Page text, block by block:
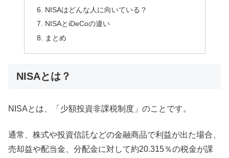
NISAはどんな人に向いている？
NISAとiDeCoの違い
まとめ
NISAとは？
NISAとは、「少額投資非課税制度」のことです。
通常、株式や投資信託などの金融商品で利益が出た場合、
売却益や配当金、分配金に対して約20.315％の税金が課